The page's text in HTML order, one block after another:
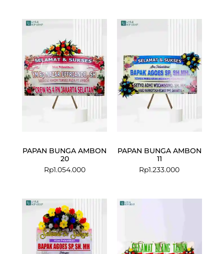
PAPAN BUNGA AMBON
20
Rp1.054.000
PAPAN BUNGA AMBON
11
Rp1.233.000